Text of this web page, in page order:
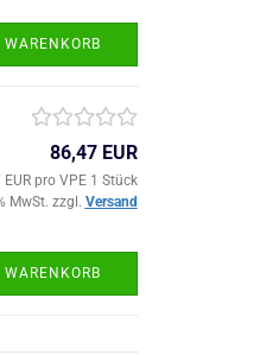
WARENKORB
86,47 EUR
EUR pro VPE 1 Stück
MwSt. zzgl. Versand
WARENKORB